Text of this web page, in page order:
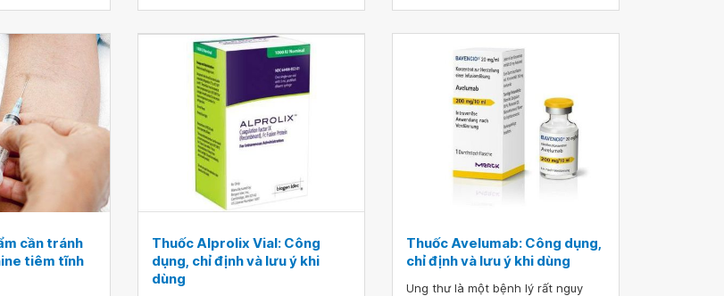
sinh tiêm tĩnh
ý về vị trí
tiêm, liều
những hậu quả
cần tránh
tiêm tĩnh
Thuốc Alprolix Vial: Công
dụng, chỉ định và lưu ý khi
dùng
Thuốc Avelumab: Công dụng,
chỉ định và lưu ý khi dùng
Ung thư là một bệnh lý rất nguy